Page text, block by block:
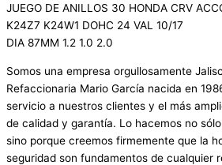
JUEGO DE ANILLOS 30 HONDA CRV
K24Z7 K24W1 DOHC 24 VAL 10/17
DIA 87MM 1.2 1.0 2.0
Somos una empresa orgullosamente
Refaccionaria Mario García nacida en
servicio a nuestros clientes y el más
de calidad y garantía. Lo hacemos no
sino porque creemos firmemente que la
seguridad son fundamentos de cualquier